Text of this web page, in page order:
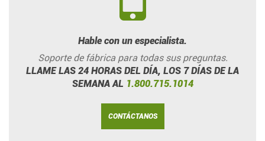
Hable con un especialista.
Soporte de fábrica para todas sus preguntas.
LLAME LAS 24 HORAS DEL DÍA, LOS 7 DÍAS DE LA
SEMANA AL 1.800.715.1014
CONTÁCTANOS